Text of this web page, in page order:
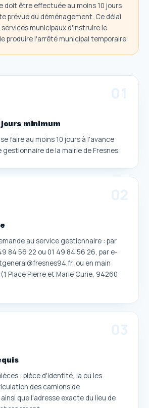
doit être effectuée au moins 10 jours
prévue du déménagement. Ce délai
municipaux d'instruire le
produire l'arrêté municipal temporaire.
minimum
faire au moins 10 jours à l'avance
gestionnaire de la mairie de Fresnes.
au service gestionnaire : par
84 56 22 ou 01 49 84 56 26, par e-
ou en main
Place Pierre et Marie Curie, 94260
: pièce d'identité, la ou les
des camions de
que l'adresse exacte du lieu de